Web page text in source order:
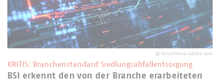
© Kowit/stock.adobe.com
KRITIS: Branchenstandard Siedlungsabfallentsorgung
BSI erkennt den von der Branche erarbeiteten